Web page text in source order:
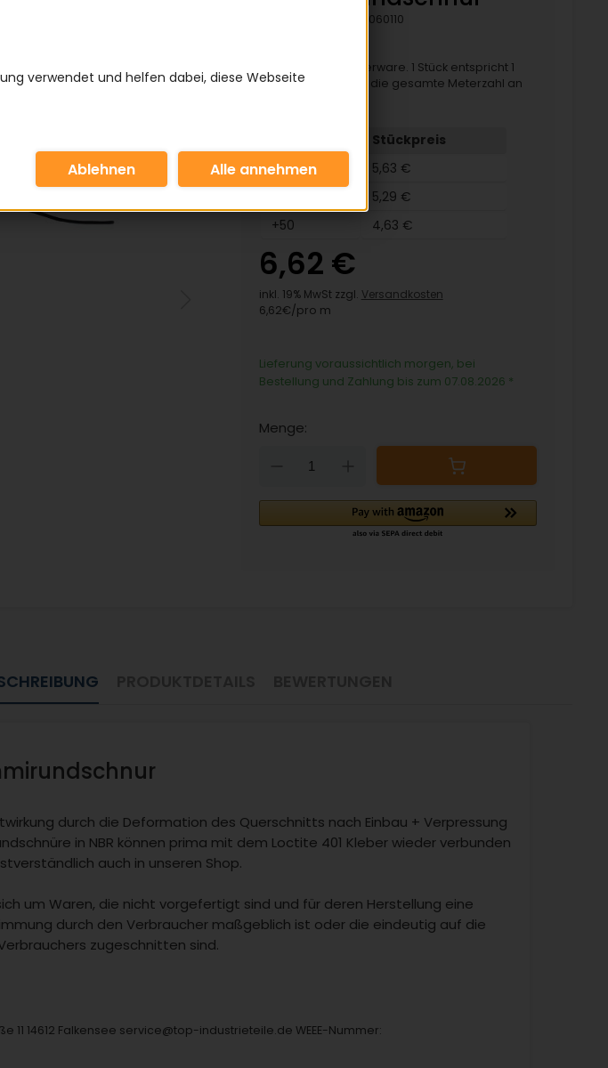
D060110
Rundschnur in Meterware. 1 Stück entspricht 1
Meter. Sie erhalten die gesamte Meterzahl an
Stückpreis
5-9
5,63 €
5,29 €
+50
4,63 €
6,62 €
inkl. 19% MwSt zzgl. Versandkosten
6,62€/pro m
Lieferung voraussichtlich morgen, bei
Bestellung und Zahlung bis zum 07.08.2026 *
Menge:
Down
durch die Deformation des Querschnitts nach Einbau + Verpressung
in NBR können prima mit dem Loctite 401 Kleber wieder verbunden
auch in unseren Shop.
um Waren, die nicht vorgefertigt sind und für deren Herstellung eine
durch den Verbraucher maßgeblich ist oder die eindeutig auf die
zugeschnitten sind.
11 14612 Falkensee service@top-industrieteile.de WEEE-Nummer:
verwendet und helfen dabei, diese Webseite